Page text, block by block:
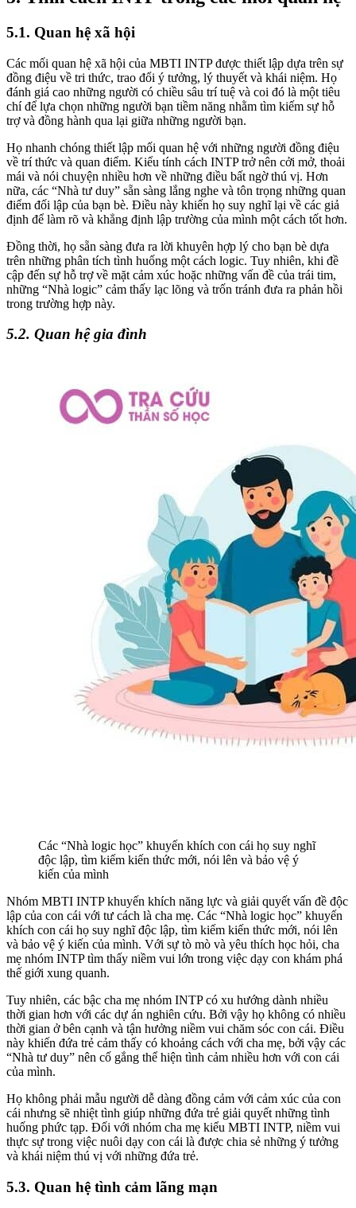
5.1. Quan hệ xã hội
Các mối quan hệ xã hội của MBTI INTP được thiết lập dựa trên sự
đồng điệu về tri thức, trao đổi ý tưởng, lý thuyết và khái niệm. Họ
đánh giá cao những người có chiều sâu trí tuệ và coi đó là một tiêu
chí để lựa chọn những người bạn tiềm năng nhằm tìm kiếm sự hỗ
trợ và đồng hành qua lại giữa những người bạn.
Họ nhanh chóng thiết lập mối quan hệ với những người đồng điệu
về trí thức và quan điểm. Kiểu tính cách INTP trở nên cởi mở, thoải
mái và nói chuyện nhiều hơn về những điều bất ngờ thú vị. Hơn
nữa, các “Nhà tư duy” sẵn sàng lắng nghe và tôn trọng những quan
điểm đối lập của bạn bè. Điều này khiến họ suy nghĩ lại về các giả
định để làm rõ và khẳng định lập trường của mình một cách tốt hơn.
Đồng thời, họ sẵn sàng đưa ra lời khuyên hợp lý cho bạn bè dựa
trên những phân tích tình huống một cách logic. Tuy nhiên, khi đề
cập đến sự hỗ trợ về mặt cảm xúc hoặc những vấn đề của trái tim,
những “Nhà logic” cảm thấy lạc lõng và trốn tránh đưa ra phản hồi
trong trường hợp này.
5.2. Quan hệ gia đình
Các “Nhà logic học” khuyến khích con cái họ suy nghĩ
độc lập, tìm kiếm kiến ​​thức mới, nói lên và bảo vệ ý
kiến ​​​​của mình
Nhóm MBTI INTP khuyến khích năng lực và giải quyết vấn đề độc
lập của con cái với tư cách là cha mẹ. Các “Nhà logic học” khuyến
khích con cái họ suy nghĩ độc lập, tìm kiếm kiến ​​thức mới, nói lên
và bảo vệ ý kiến ​​​​của mình. Với sự tò mò và yêu thích học hỏi, cha
mẹ nhóm INTP tìm thấy niềm vui lớn trong việc dạy con khám phá
thế giới xung quanh.
Tuy nhiên, các bậc cha mẹ nhóm INTP có xu hướng dành nhiều
thời gian hơn với các dự án nghiên cứu. Bởi vậy họ không có nhiều
thời gian ở bên cạnh và tận hưởng niềm vui chăm sóc con cái. Điều
này khiến đứa trẻ cảm thấy có khoảng cách với cha mẹ, bởi vậy các
“Nhà tư duy” nên cố gắng thể hiện tình cảm nhiều hơn với con cái
của mình.
Họ không phải mẫu người dễ dàng đồng cảm với cảm xúc của con
cái nhưng sẽ nhiệt tình giúp những đứa trẻ giải quyết những tình
huống phức tạp. Đối với nhóm cha mẹ kiểu MBTI INTP, niềm vui
thực sự trong việc nuôi dạy con cái là được chia sẻ những ý tưởng
và khái niệm thú vị với những đứa trẻ.
5.3. Quan hệ tình cảm lãng mạn